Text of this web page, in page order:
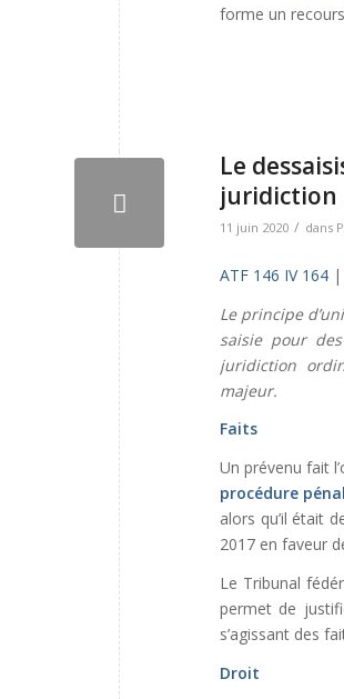
forme un
Le
juridiction
11 juin 2020 / dans
ATF 146 IV 164 |
Le principe
saisie pour
juridiction
majeur.
Faits
Un prévenu fait
procédure
alors qu’il était
2017 en faveur
Le Tribunal
permet de
s’agissant des
Droit